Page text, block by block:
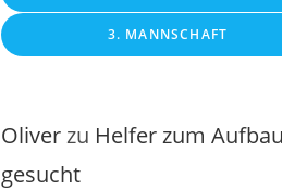
3. MANNSCHAFT
Oliverzu Helfer zum
gesucht